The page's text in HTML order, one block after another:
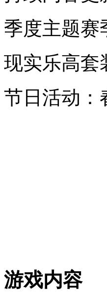
季度主题赛
现实乐高套
节日活动：
游戏内容